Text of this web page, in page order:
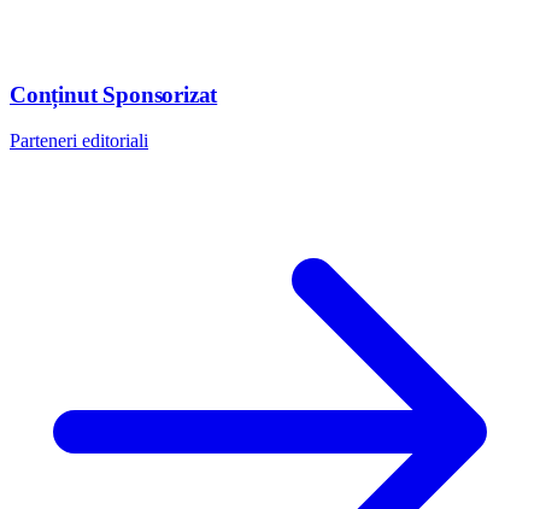
Conținut Sponsorizat
Parteneri editoriali